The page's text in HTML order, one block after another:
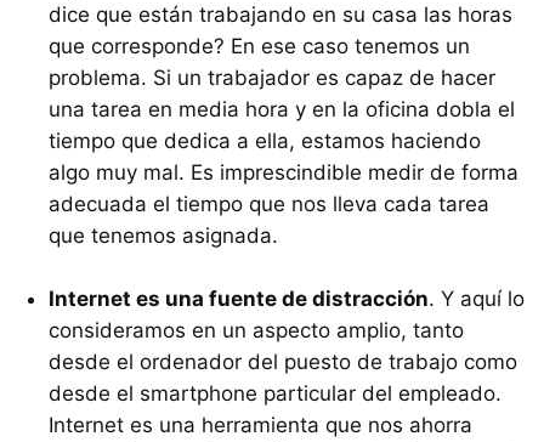
dice que están trabajando en su casa las horas
que corresponde? En ese caso tenemos un
problema. Si un trabajador es capaz de hacer
una tarea en media hora y en la oficina dobla el
tiempo que dedica a ella, estamos haciendo
algo muy mal. Es imprescindible medir de forma
adecuada el tiempo que nos lleva cada tarea
que tenemos asignada.
Internet es una fuente de distracción. Y aquí lo
consideramos en un aspecto amplio, tanto
desde el ordenador del puesto de trabajo como
desde el smartphone particular del empleado.
Internet es una herramienta que nos ahorra